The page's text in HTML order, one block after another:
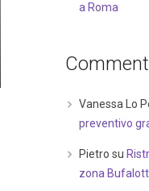
a Roma
Vanessa Lo
preventivo
Pietro su
zona